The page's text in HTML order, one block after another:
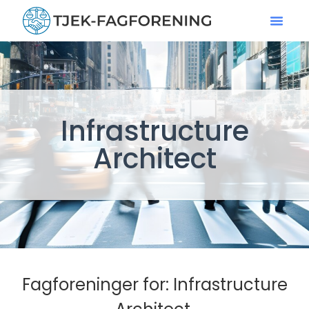
Infrastructure
Architect
Fagforeninger for: Infrastructure